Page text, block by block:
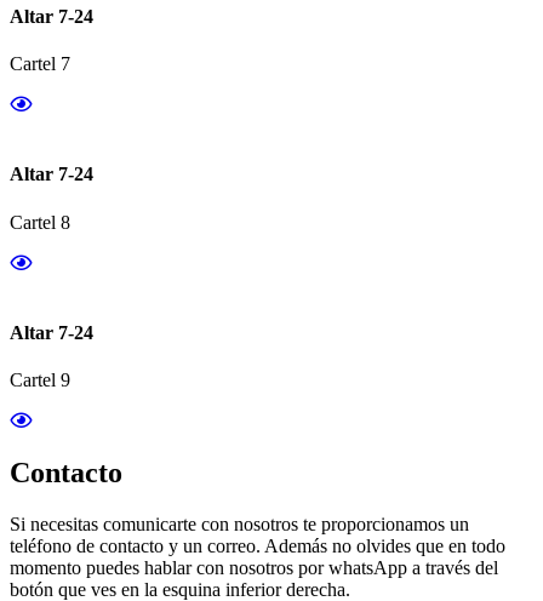
Altar 7-24
Cartel 7
Altar 7-24
Cartel 8
Altar 7-24
Cartel 9
Contacto
Si necesitas comunicarte con nosotros te proporcionamos un
teléfono de contacto y un correo. Además no olvides que en todo
momento puedes hablar con nosotros por whatsApp a través del
botón que ves en la esquina inferior derecha.